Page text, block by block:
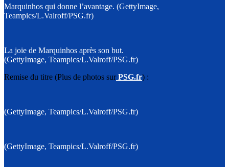
Marquinhos qui donne l’avantage. (GettyImage,
Teampics/L.Valroff/PSG.fr)
La joie de Marquinhos après son but.
(GettyImage, Teampics/L.Valroff/PSG.fr)
Remise du titre (Plus de photos surPSG.fr) :
(GettyImage, Teampics/L.Valroff/PSG.fr)
(GettyImage, Teampics/L.Valroff/PSG.fr)